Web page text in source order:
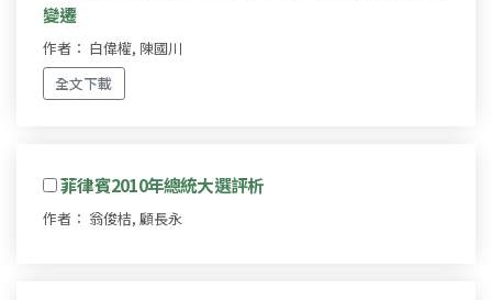
變遷
作者： 白偉權, 陳國川
全文下載
菲律賓2010年總統大選評析
作者： 翁俊桔, 顧長永